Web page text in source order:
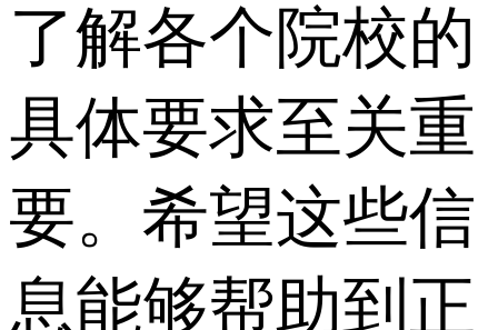
了解各个院校的
具体要求至关重
要。希望这些信
息能够帮助到正